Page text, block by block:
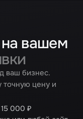
на вашем
ваш бизнес.
точную цену и
15 000 ₽